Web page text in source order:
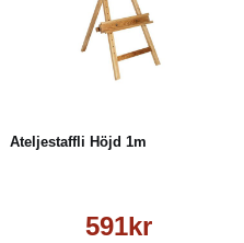
Ateljestaffli Höjd 1m
591kr